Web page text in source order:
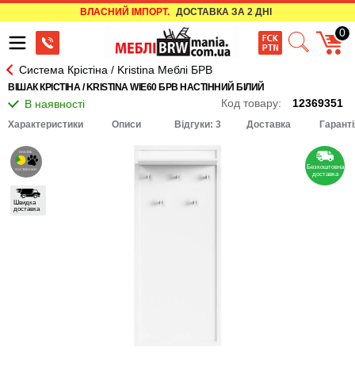
ВЛАСНИЙ ІМПОРТ. ДОСТАВКА ЗА 2 ДНІ
0
Система Крістіна / Kristina Меблі БРВ
ВІШАК КРІСТІНА / KRISTINA WIE60 БРВ НАСТІННИЙ БІЛИЙ
Код товару: 12369351
Характеристики Описи Відгуки: 3 Доставка